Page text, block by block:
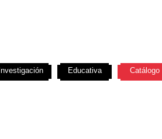
Investigación Educativa Catálogo